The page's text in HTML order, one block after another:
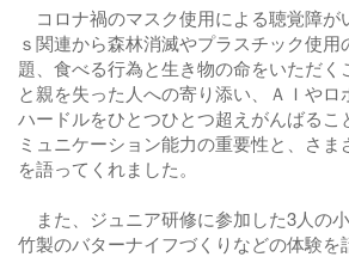
コロナ禍のマスク使用による聴覚障が
ｓ関連から森林消滅やプラスチック使
題、食べる行為と生き物の命をいただく
と親を失った人への寄り添い、ＡＩやロ
ハードルをひとつひとつ超えがんばるこ
ミュニケーション能力の重要性と、さま
を語ってくれました。
また、ジュニア研修に参加した3人の小
竹製のバターナイフづくりなどの体験を